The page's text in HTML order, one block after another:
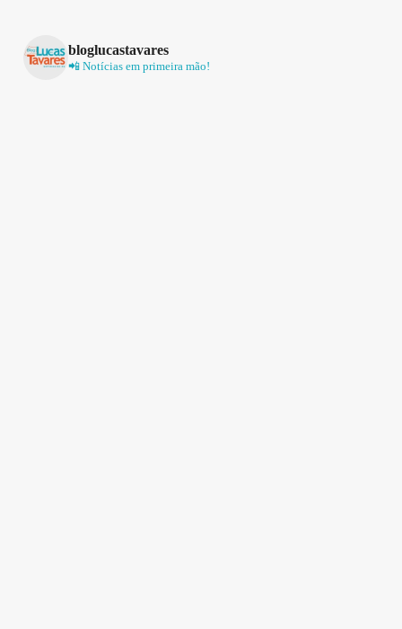
bloglucastavares
📲 Notícias em primeira mão!